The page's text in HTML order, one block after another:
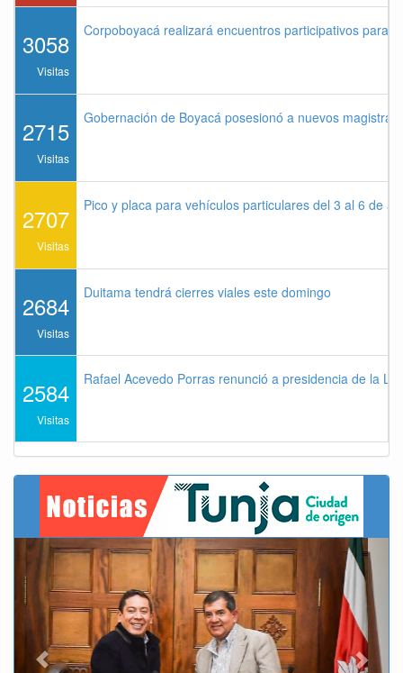
3058
Visitas
Corpoboyacá realizará encuentros participativos para
2715
Visitas
Gobernación de Boyacá posesionó a nuevos
2707
Visitas
Pico y placa para vehículos particulares del 3 al 6 de
2684
Visitas
Duitama tendrá cierres viales este domingo
2584
Visitas
Rafael Acevedo Porras renunció a presidencia de la
Previous Next